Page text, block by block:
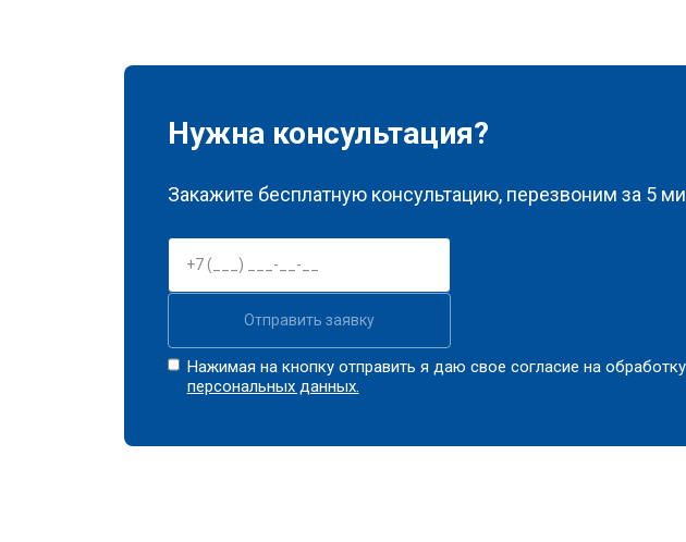
Нужна консультация?
Закажите бесплатную консультацию, перезвоним за 5
Отправить заявку
Нажимая на кнопку отправить я даю свое согласие на
персональных данных.